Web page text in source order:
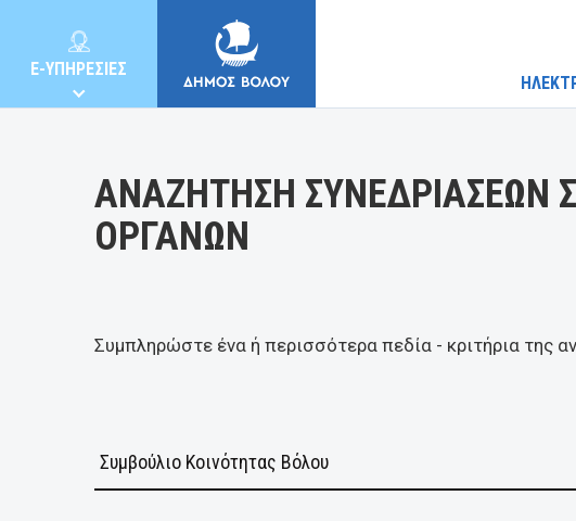
E-ΥΠΗΡΕΣΙΕΣ
ΕΠΙΧΕΙΡΗΣΕΙΣ
ΑΝΑΖΗΤΗΣΗ ΣΥΝΕΔΡΙΑΣΕΩΝ
ΟΡΓΑΝΩΝ
Συμπληρώστε ένα ή περισσότερα πεδία - κριτήρια της